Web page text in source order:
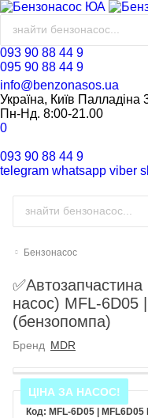
093 90 88 44 9
095 90 88 44 9
info@benzonasos.ua
Україна, Київ Палладіна
Пн-Нд. 8:00-21.00
0
093 90 88 44 9
telegram whatsapp viber
Бензонасос
насос) MFL-6D05
(бензопомпа)
Бренд MDR
ЦІНА ЗА НАСОС!
MFL-6D05 | MFL6D05